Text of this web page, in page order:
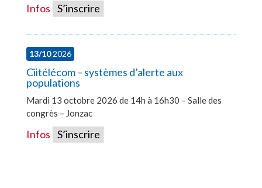
Infos S’inscrire
13/102026
Ciitélécom – systèmes d’alerte aux
populations
Mardi 13 octobre 2026 de 14h à 16h30 – Salle des
congrès – Jonzac
Infos S’inscrire